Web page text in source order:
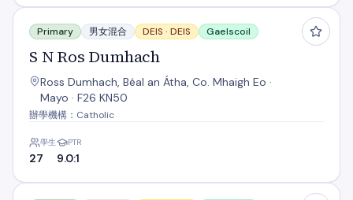
S N Ros Dumhach
Primary 男女混合 DEIS · DEIS Gaelscoil
S N Ros Dumhach
Ross Dumhach, Béal an Átha, Co. Mhaigh Eo ·
Mayo · F26 KN50
辦學機構：Catholic
學生
27
PTR
9.0:1
SN Cholmcille, Ceathrú Thaidhg